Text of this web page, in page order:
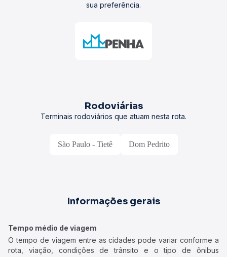
sua preferência.
Rodoviárias
Terminais rodoviários que atuam nesta rota.
São Paulo - Tietê Dom Pedrito
Informações gerais
Tempo médio de viagem
O tempo de viagem entre as cidades pode variar conforme a
rota, viação, condições de trânsito e o tipo de ônibus